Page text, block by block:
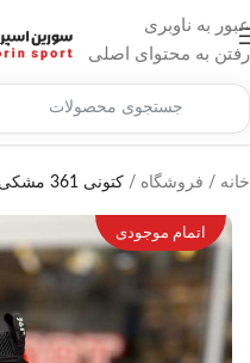
عبور به ناوبری
رفتن به محتوای اصلی
خانه / فروشگاه / کتونی 361 مشکی سفید سایز بزرگ کد 6288
اتمام موجودی